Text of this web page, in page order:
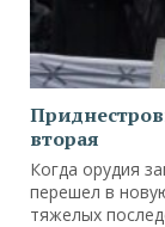
вторая
Когда орудия
перешел в
тяжелых